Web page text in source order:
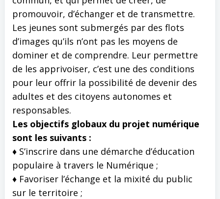
promouvoir, d’échanger et de transmettre.
Les jeunes sont submergés par des flots
d’images qu’ils n’ont pas les moyens de
dominer et de comprendre. Leur permettre
de les apprivoiser, c’est une des conditions
pour leur offrir la possibilité de devenir des
adultes et des citoyens autonomes et
responsables.
Les objectifs globaux du projet numérique
sont les suivants :
♦ S’inscrire dans une démarche d’éducation
populaire à travers le Numérique ;
♦ Favoriser l’échange et la mixité du public
sur le territoire ;